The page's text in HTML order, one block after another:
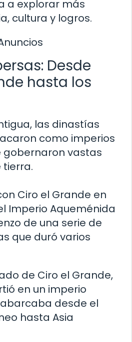
a explorar más
cultura y logros.
Desde
hasta los
las dinastías
como imperios
gobernaron vastas
tierra.
Ciro el Grande en
Imperio Aqueménida
de una serie de
que duró varios
de Ciro el Grande,
en un imperio
desde el
hasta Asia